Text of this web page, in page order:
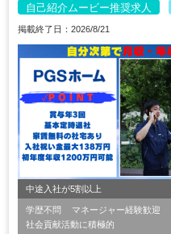
自己紹介ムービー推奨求人
掲載終了日：2026/8/21
中途入社が5割以上
学歴不問 マネージャー経験歓迎
社会貢献活動に積極的